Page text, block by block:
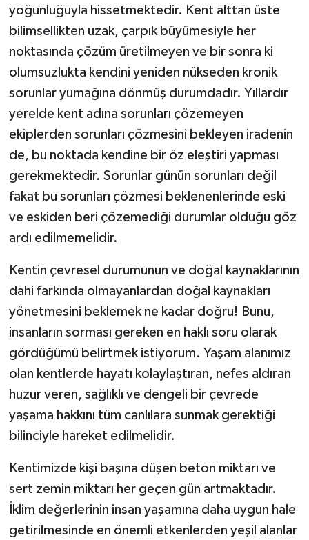
yoğunluğuyla hissetmektedir. Kent alttan üste
bilimsellikten uzak, çarpık büyümesiyle her
noktasında çözüm üretilmeyen ve bir sonra ki
olumsuzlukta kendini yeniden nükseden kronik
sorunlar yumağına dönmüş durumdadır. Yıllardır
yerelde kent adına sorunları çözemeyen
ekiplerden sorunları çözmesini bekleyen iradenin
de, bu noktada kendine bir öz eleştiri yapması
gerekmektedir. Sorunlar günün sorunları değil
fakat bu sorunları çözmesi beklenenlerinde eski
ve eskiden beri çözemediği durumlar olduğu göz
ardı edilmemelidir.
Kentin çevresel durumunun ve doğal kaynaklarının
dahi farkında olmayanlardan doğal kaynakları
yönetmesini beklemek ne kadar doğru! Bunu,
insanların sorması gereken en haklı soru olarak
gördüğümü belirtmek istiyorum. Yaşam alanımız
olan kentlerde hayatı kolaylaştıran, nefes aldıran
huzur veren, sağlıklı ve dengeli bir çevrede
yaşama hakkını tüm canlılara sunmak gerektiği
bilinciyle hareket edilmelidir.
Kentimizde kişi başına düşen beton miktarı ve
sert zemin miktarı her geçen gün artmaktadır.
İklim değerlerinin insan yaşamına daha uygun hale
getirilmesinde en önemli etkenlerden yeşil alanlar